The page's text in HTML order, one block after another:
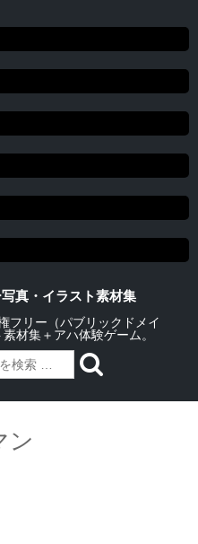
真・イラスト素材集
フリー（パブリックドメイ
材集＋アハ体験ゲーム。
ン